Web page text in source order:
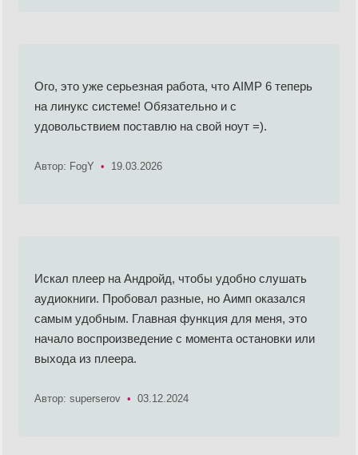
Ого, это уже серьезная работа, что AIMP 6 теперь
на линукс системе! Обязательно и с
удовольствием поставлю на свой ноут =).
Автор: FogY • 19.03.2026
Искал плеер на Андройд, чтобы удобно слушать
аудиокниги. Пробовал разные, но Аимп оказался
самым удобным. Главная функция для меня, это
начало воспроизведение с момента остановки или
выхода из плеера.
Автор: superserov • 03.12.2024